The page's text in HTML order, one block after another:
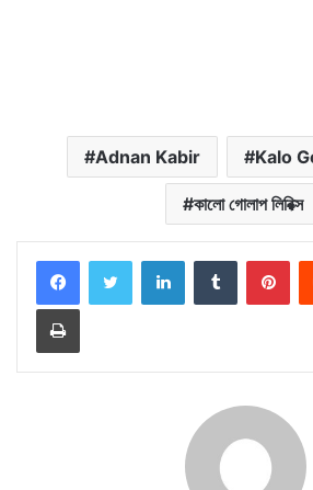
Adnan Kabir Kalo
কালো গোলাপ লিরিক্স
LinkedInTumblr
Print